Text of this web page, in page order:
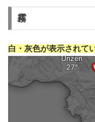
霧
白・灰色が表示されて